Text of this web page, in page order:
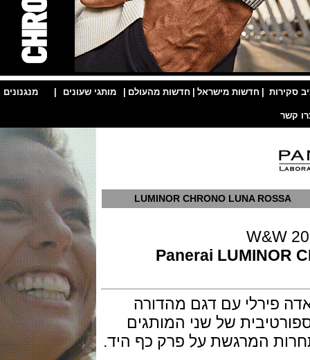
| חדשות מישראל | חדשות מהעולם | מותגי שעונים | מנגנונים |
LUMINOR CHRONO LUNA
Panerai
עם דגם מהדורה
של שני המותגים
המרגשת על פרק כף היד.